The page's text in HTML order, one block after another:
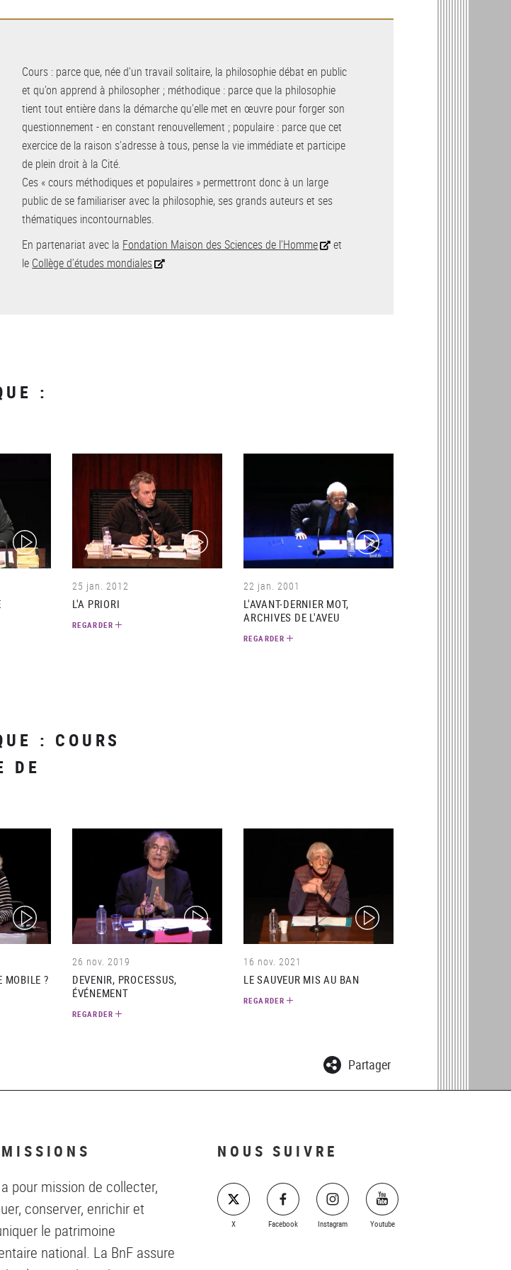
Cours : parce que, née d’un travail solitaire, la philosophie débat en public
et qu’on apprend à philosopher ; méthodique : parce que la philosophie
tient tout entière dans la démarche qu’elle met en œuvre pour forger son
questionnement - en constant renouvellement ; populaire : parce que cet
exercice de la raison s’adresse à tous, pense la vie immédiate et participe
de plein droit à la Cité.
Ces « cours méthodiques et populaires » permettront donc à un large
public de se familiariser avec la philosophie, ses grands auteurs et ses
thématiques incontournables.
En partenariat avec la Fondation Maison des Sciences de l’Homme
et
le Collège d’études mondiales
:
(video) (video)
25 jan. 2012
L'A PRIORI
REGARDER
(video)
22 jan. 2001
L'AVANT-DERNIER MOT,
ARCHIVES DE L'AVEU
REGARDER
: COURS
DE
(video)
MOBILE ?
(video)
26 nov. 2019
DEVENIR, PROCESSUS,
ÉVÉNEMENT
REGARDER
(video)
16 nov. 2021
LE SAUVEUR MIS AU BAN
REGARDER
Partager
pour mission de collecter,
conserver, enrichir et
le patrimoine
national. La BnF assure
NOUS SUIVRE
X Facebook Instagram Youtube